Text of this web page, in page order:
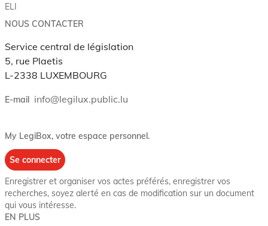
ELI
NOUS CONTACTER
Service central de législation
5, rue Plaetis
L-2338 LUXEMBOURG
E-mail info@legilux.public.lu
My LegiBox, votre espace personnel.
Se connecter
Enregistrer et organiser vos actes préférés, enregistrer vos
recherches, soyez alerté en cas de modification sur un document
qui vous intéresse.
EN PLUS